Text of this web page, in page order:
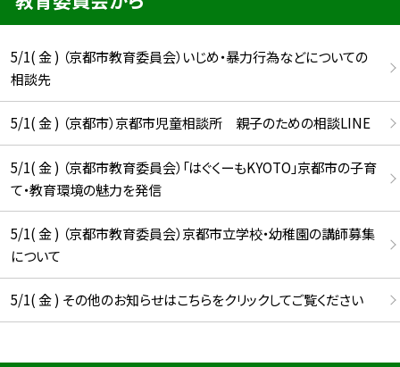
5/1( 金 ) （京都市教育委員会）いじめ・暴力行為などについての
相談先
5/1( 金 ) （京都市）京都市児童相談所 親子のための相談LINE
5/1( 金 ) （京都市教育委員会）「はぐくーもKYOTO」京都市の子育
て・教育環境の魅力を発信
5/1( 金 ) （京都市教育委員会）京都市立学校・幼稚園の講師募集
について
5/1( 金 ) その他のお知らせはこちらをクリックしてご覧ください